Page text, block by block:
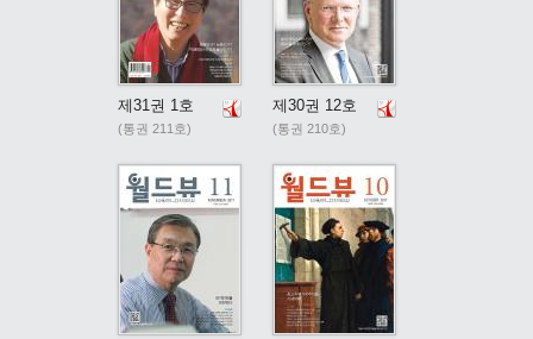
제31권 1호
(통권 211호)
제30권 12호
(통권 210호)